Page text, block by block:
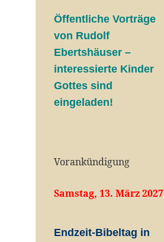
Öffentliche Vorträge
von Rudolf
Ebertshäuser –
interessierte Kinder
Gottes sind
eingeladen!
Vorankündigung
Samstag, 13. März 2027
Endzeit-Bibeltag in